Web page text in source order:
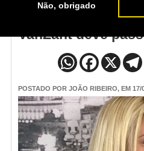
Não, obrigado
Após o UFC St.
VanZant deve
POSTADO POR JOÃO RIBEIRO, EM 17/